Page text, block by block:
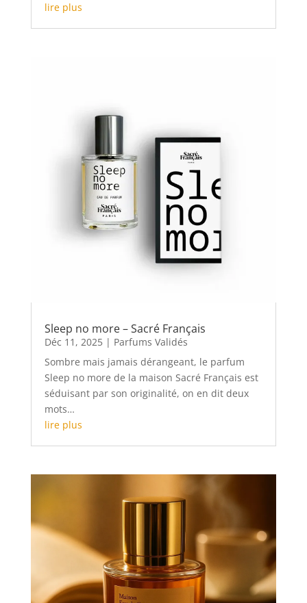
lire plus
Sleep no more – Sacré Français
Déc 11, 2025| Parfums Validés
Sombre mais jamais dérangeant, le parfum
Sleep no more de la maison Sacré Français est
séduisant par son originalité, on en dit deux
mots…
lire plus